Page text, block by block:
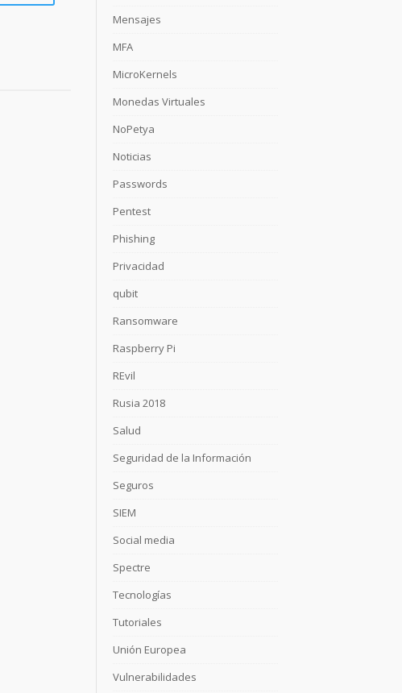
Mensajes
MFA
MicroKernels
Monedas Virtuales
NoPetya
Noticias
Passwords
Pentest
Phishing
Privacidad
qubit
Ransomware
Raspberry Pi
REvil
Rusia 2018
Salud
Seguridad de la Información
Seguros
SIEM
Social media
Spectre
Tecnologías
Tutoriales
Unión Europea
Vulnerabilidades